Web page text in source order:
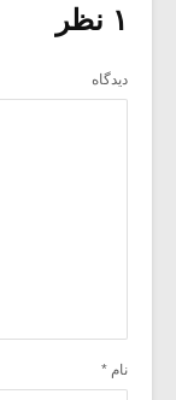
۱ نظر
دیدگاه
نام *